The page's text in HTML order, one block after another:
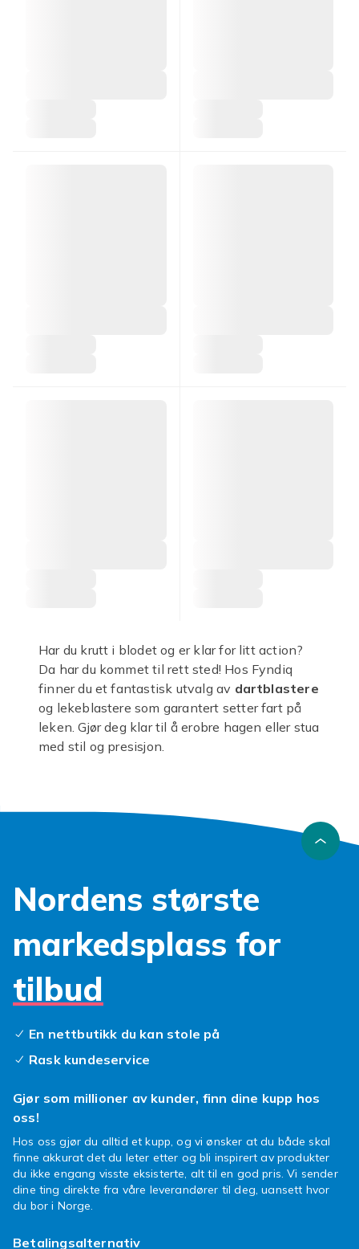
Har du krutt i blodet og er klar for litt action?
Da har du kommet til rett sted! Hos Fyndiq
finner du et fantastisk utvalg av dartblastere
og lekeblastere som garantert setter fart på
leken. Gjør deg klar til å erobre hagen eller stua
med stil og presisjon.
har vi alt du trenger for å vinne neste kamp.
Forestill deg gleden ved å utmanøvrere
motstanderne dine med smarte taktikker og
bare leketøy, de er verktøy for kreativ lek og
spennende eventyr som utfordrer både fantasi
Enten du er en erfaren blasterkjemper eller en
perfektNerf våpen
forskjellige modeller, fra kompakte
håndblastere til større, mer imponerende
sikkerhet. HverNerf blaster
både innendørs og utendørs.
intense kamper, og sørg for at alle deltakere
forstår reglene. Lek gjerne utendørs for episke
oppgjør, eller bruk en stor stue for interne
familiedueller med din nye
Så, hva venter du på? Grip din favoritt
Nordens største
markedsplass for
tilbud
En nettbutikk du kan stole på
Rask kundeservice
Gjør som millioner av kunder, finn dine kupp hos
oss!
Hos oss gjør du alltid et kupp, og vi ønsker at du både skal
finne akkurat det du leter etter og bli inspirert av produkter
du ikke engang visste eksisterte, alt til en god pris. Vi sender
dine ting direkte fra våre leverandører til deg, uansett hvor
du bor i Norge.
Betalingsalternativ